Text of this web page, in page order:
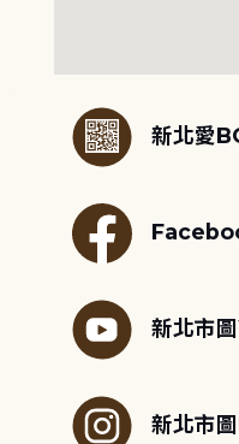
新北愛
新北市
新北市